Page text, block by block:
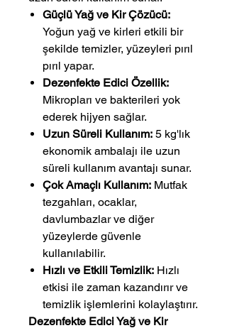
Güçlü Yağ ve Kir Çözücü:
Yoğun yağ ve kirleri etkili bir
şekilde temizler, yüzeyleri pırıl
pırıl yapar.
Dezenfekte Edici Özellik:
Mikropları ve bakterileri yok
ederek hijyen sağlar.
Uzun Süreli Kullanım: 5 kg'lık
ekonomik ambalajı ile uzun
süreli kullanım avantajı sunar.
Çok Amaçlı Kullanım: Mutfak
tezgahları, ocaklar,
davlumbazlar ve diğer
yüzeylerde güvenle
kullanılabilir.
Hızlı ve Etkili Temizlik: Hızlı
etkisi ile zaman kazandırır ve
temizlik işlemlerini kolaylaştırır.
Dezenfekte Edici Yağ ve Kir